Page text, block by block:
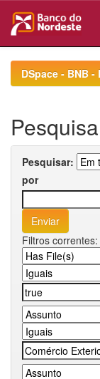
navigationDSpace - BNB
Pesquisar:
por
Filtros correntes: